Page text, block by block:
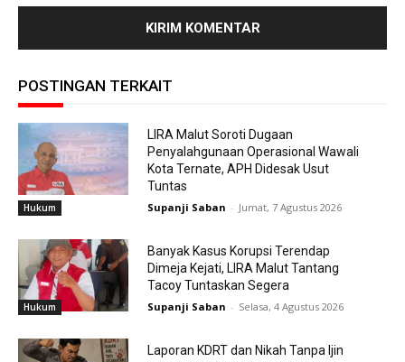
POSTINGAN TERKAIT
Hukum
LIRA Malut Soroti Dugaan
Penyalahgunaan Operasional Wawali
Kota Ternate, APH Didesak Usut
Tuntas
Supanji Saban - Jumat, 7 Agustus 2026
Hukum
Banyak Kasus Korupsi Terendap
Dimeja Kejati, LIRA Malut Tantang
Tacoy Tuntaskan Segera
Supanji Saban - Selasa, 4 Agustus 2026
Laporan KDRT dan Nikah Tanpa Ijin